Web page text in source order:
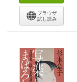
ブラウザ
試し読み